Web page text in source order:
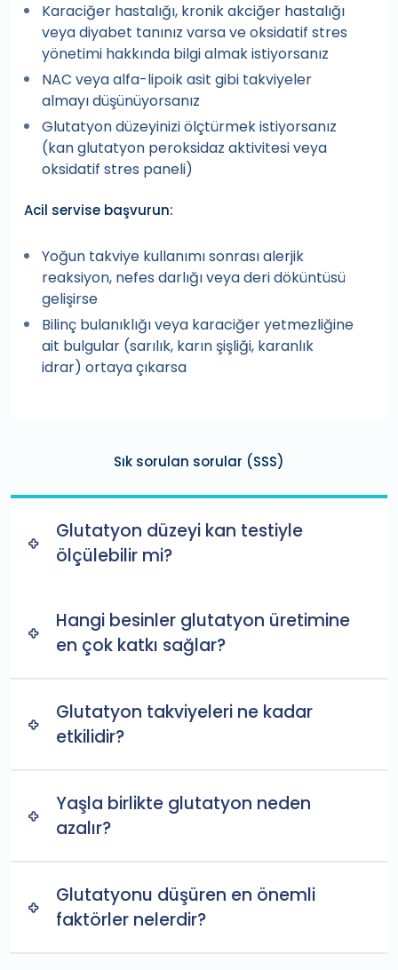
Karaciğer hastalığı, kronik akciğer hastalığı
veya diyabet tanınız varsa ve oksidatif stres
yönetimi hakkında bilgi almak istiyorsanız
NAC veya alfa-lipoik asit gibi takviyeler
almayı düşünüyorsanız
Glutatyon düzeyinizi ölçtürmek istiyorsanız
(kan glutatyon peroksidaz aktivitesi veya
oksidatif stres paneli)
Acil servise başvurun:
Yoğun takviye kullanımı sonrası alerjik
reaksiyon, nefes darlığı veya deri döküntüsü
gelişirse
Bilinç bulanıklığı veya karaciğer yetmezliğine
ait bulgular (sarılık, karın şişliği, karanlık
idrar) ortaya çıkarsa
Sık sorulan sorular (SSS)
Glutatyon düzeyi kan testiyle
ölçülebilir mi?
Hangi besinler glutatyon üretimine
en çok katkı sağlar?
Glutatyon takviyeleri ne kadar
etkilidir?
Yaşla birlikte glutatyon neden
azalır?
Glutatyonu düşüren en önemli
faktörler nelerdir?